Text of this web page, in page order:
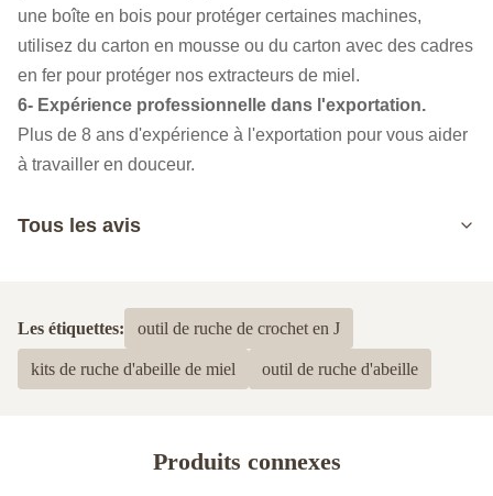
une boîte en bois pour protéger certaines machines,
utilisez du carton en mousse ou du carton avec des cadres
en fer pour protéger nos extracteurs de miel.
6- Expérience professionnelle dans l'exportation.
Plus de 8 ans d'expérience à l'exportation pour vous aider
à travailler en douceur.
Tous les avis
Basé sur 50 critiques récemment
5
Les étiquettes: outil de ruche de crochet en J
kits de ruche d'abeille de miel outil de ruche d'abeille
Produits connexes